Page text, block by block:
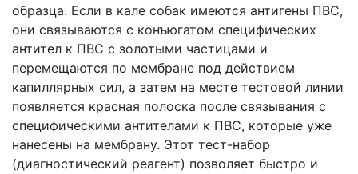
образца. Если в кале собак имеются антигены ПВС,
они связываются с конъюгатом специфических
антител к ПВС с золотыми частицами и
перемещаются по мембране под действием
капиллярных сил, а затем на месте тестовой линии
появляется красная полоска после связывания с
специфическими антителами к ПВС, которые уже
нанесены на мембрану. Этот тест-набор
(диагностический реагент) позволяет быстро и